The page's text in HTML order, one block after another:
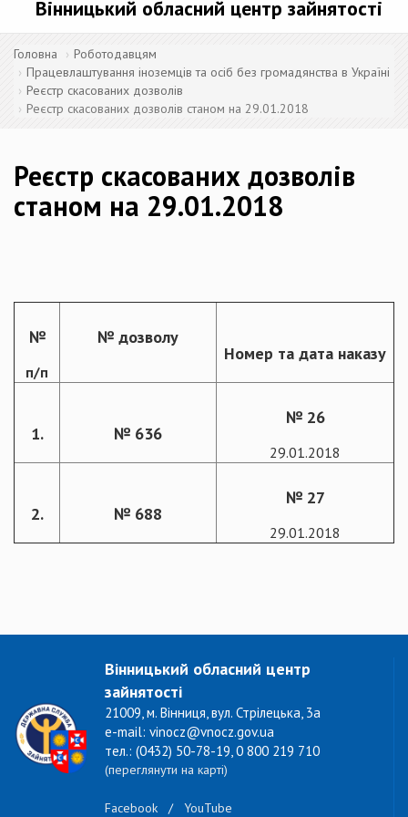
Вінницький обласний центр зайнятості
Головна
Роботодавцям
Працевлаштування іноземців та осіб без громадянства в Україні
Реєстр скасованих дозволів
Реєстр скасованих дозволів станом на 29.01.2018
Реєстр скасованих дозволів
станом на 29.01.2018
№
п/п
№ дозволу
Номер та дата наказу
1. № 636
№ 26
29.01.2018
2. № 688
№ 27
29.01.2018
Вінницький обласний центр
зайнятості
21009, м. Вінниця, вул. Стрілецька, 3а
e-mail: vinocz@vnocz.gov.ua
тел.: (0432) 50-78-19, 0 800 219 710
(переглянути на карті)
Facebook / YouTube